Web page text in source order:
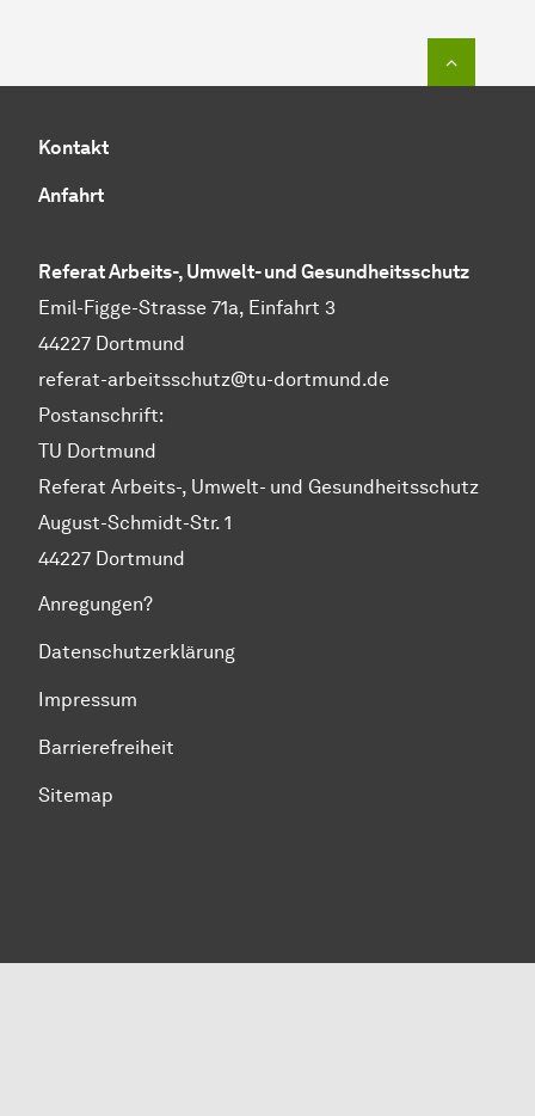
Kontakt
Anfahrt
Referat Arbeits-, Umwelt- und Gesundheitsschutz
Emil-Figge-Strasse 71a, Einfahrt 3
44227 Dortmund
referat-arbeitsschutz@tu-dortmund.de
Postanschrift:
TU Dortmund
Referat Arbeits-, Umwelt- und Gesundheitsschutz
August-Schmidt-Str. 1
44227 Dortmund
Anregungen?
Datenschutzerklärung
Impressum
Barrierefreiheit
Sitemap